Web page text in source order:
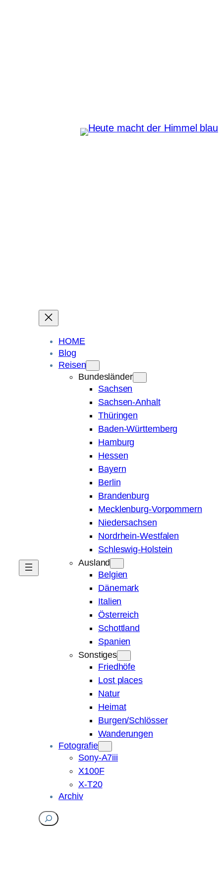
HOME
Blog
Reisen
Bundesländer
Sachsen
Sachsen-Anhalt
Thüringen
Baden-Württemberg
Hamburg
Hessen
Bayern
Berlin
Brandenburg
Mecklenburg-Vorpommern
Niedersachsen
Nordrhein-Westfalen
Schleswig-Holstein
Ausland
Belgien
Dänemark
Italien
Österreich
Schottland
Spanien
Sonstiges
Friedhöfe
Lost places
Natur
Heimat
Burgen/Schlösser
Wanderungen
Fotografie
Sony-A7iii
X100F
X-T20
Archiv
Suchen